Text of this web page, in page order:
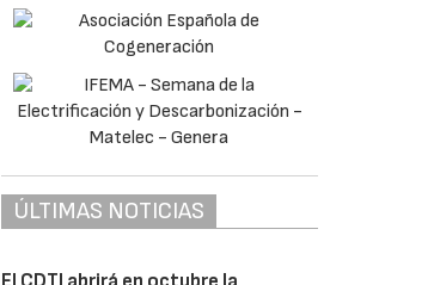
ÚLTIMAS NOTICIAS